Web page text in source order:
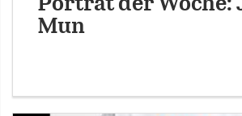
Porträt der Woche:
Mun